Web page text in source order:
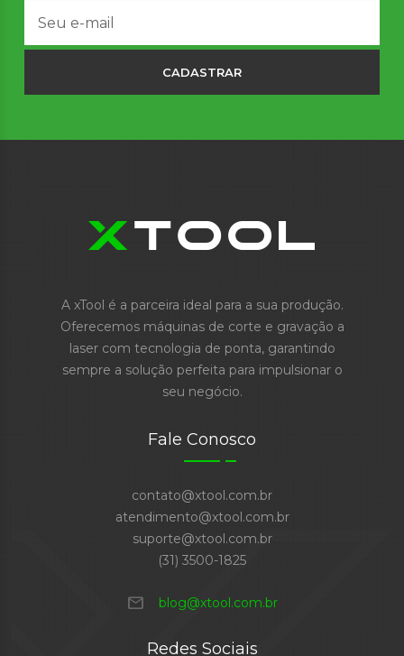
CADASTRAR
A xTool é a parceira ideal para a sua produção.
Oferecemos máquinas de corte e gravação a
laser com tecnologia de ponta, garantindo
sempre a solução perfeita para impulsionar o
seu negócio.
Fale Conosco
contato@xtool.com.br
atendimento@xtool.com.br
suporte@xtool.com.br
(31) 3500-1825
mail blog@xtool.com.br
Redes Sociais